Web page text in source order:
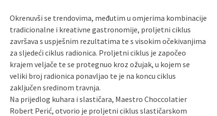
Okrenuvši se trendovima, međutim u omjerima kombinacije
tradicionalne i kreativne gastronomije, proljetni ciklus
završava s uspješnim rezultatima te s visokim očekivanjima
za sljedeći ciklus radionica. Proljetni ciklus je započeo
krajem veljače te se protegnuo kroz ožujak, u kojem se
veliki broj radionica ponavljao te je na koncu ciklus
zaključen sredinom travnja.
Na prijedlog kuhara i slastičara, Maestro Choccolatier
Robert Perić, otvorio je proljetni ciklus slastičarskom